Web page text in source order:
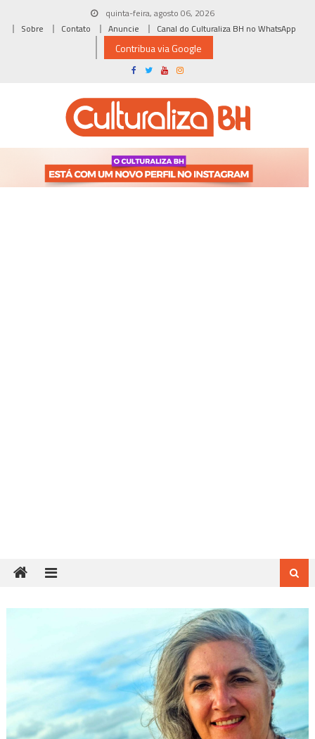
quinta-feira, agosto 06, 2026
Sobre
Contato Anuncie Canal do Culturaliza BH no WhatsApp
Contribua via Google